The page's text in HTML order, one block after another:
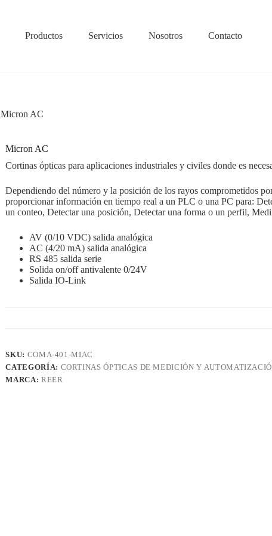
Productos Servicios Nosotros Contacto
Micron AC
Micron AC
Cortinas ópticas para aplicaciones industriales y civiles donde es
Dependiendo del número y la posición de los rayos comprometidos
proporcionar información en tiempo real a un PLC o una PC para:
un conteo, Detectar una posición, Detectar una forma o un perfil,
AV (0/10 VDC) salida analógica
AC (4/20 mA) salida analógica
RS 485 salida serie
Solida on/off antivalente 0/24V
Salida IO-Link
SKU: COMA-401-MIAC
CATEGORÍA: CORTINAS ÓPTICAS DE MEDICIÓN Y
MARCA: REER